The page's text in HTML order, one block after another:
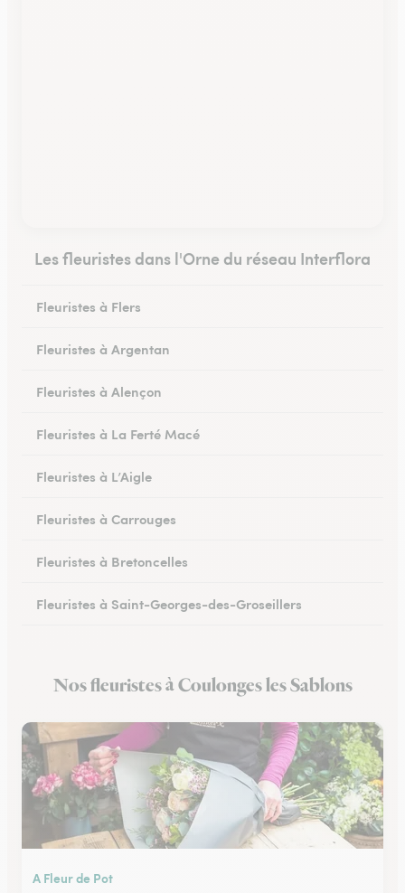
Les fleuristes dans l'Orne du réseau Interflora
Fleuristes à Flers
Fleuristes à Argentan
Fleuristes à Alençon
Fleuristes à La Ferté Macé
Fleuristes à L’Aigle
Fleuristes à Carrouges
Fleuristes à Bretoncelles
Fleuristes à Saint-Georges-des-Groseillers
Fleuristes au Mêle-sur-Sarthe
Nos fleuristes à Coulonges les Sablons
A Fleur de Pot